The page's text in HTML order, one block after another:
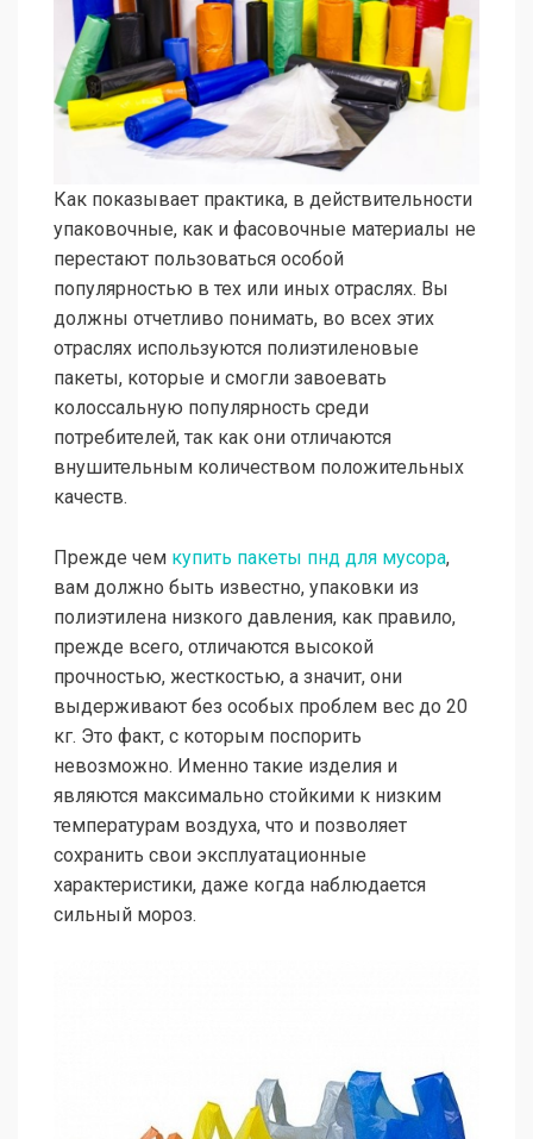
Как показывает практика, в действительности
упаковочные, как и фасовочные материалы не
перестают пользоваться особой
популярностью в тех или иных отраслях. Вы
должны отчетливо понимать, во всех этих
отраслях используются полиэтиленовые
пакеты, которые и смогли завоевать
колоссальную популярность среди
потребителей, так как они отличаются
внушительным количеством положительных
качеств.
Прежде чем купить пакеты пнд для мусора,
вам должно быть известно, упаковки из
полиэтилена низкого давления, как правило,
прежде всего, отличаются высокой
прочностью, жесткостью, а значит, они
выдерживают без особых проблем вес до 20
кг. Это факт, с которым поспорить
невозможно. Именно такие изделия и
являются максимально стойкими к низким
температурам воздуха, что и позволяет
сохранить свои эксплуатационные
характеристики, даже когда наблюдается
сильный мороз.